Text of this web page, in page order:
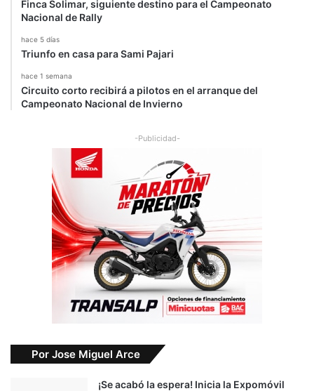
Finca Solimar, siguiente destino para el Campeonato
Nacional de Rally
hace 5 días
Triunfo en casa para Sami Pajari
hace 1 semana
Circuito corto recibirá a pilotos en el arranque del
Campeonato Nacional de Invierno
-Publicidad-
Por Jose Miguel Arce
¡Se acabó la espera! Inicia la Expomóvil